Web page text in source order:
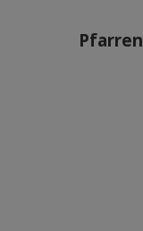
Pfarren